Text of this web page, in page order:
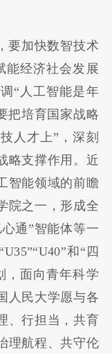
要加快数智技术
能经济社会发展
“人工智能是年
把培育国家战略
人才上”，深刻
略支撑作用。近
智能领域的前瞻
院之一，形成全
通”智能体等一
和“四
，面向青年科学
人民大学愿与各
、行担当，共育
理航程、共守伦